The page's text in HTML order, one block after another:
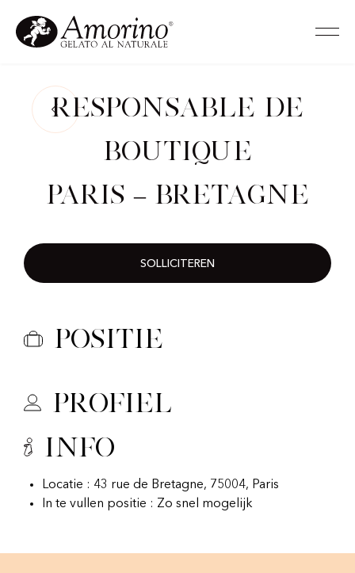
Responsable de
Boutique
Paris – Bretagne
SOLLICITEREN
Positie
Profiel
Info
Locatie : 43 rue de Bretagne, 75004, Paris
In te vullen positie : Zo snel mogelijk